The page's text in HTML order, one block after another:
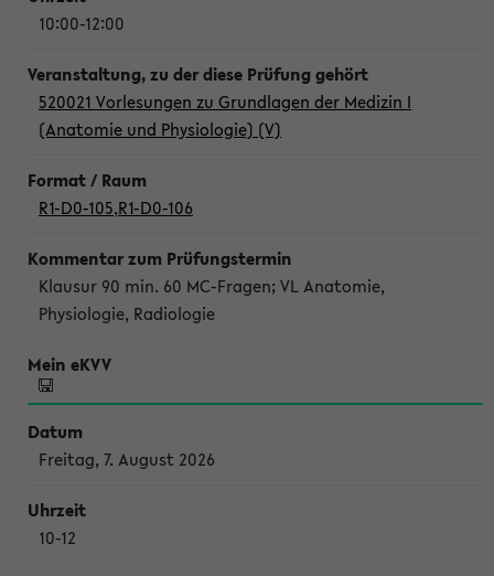
10:00-12:00
520021 Vorlesungen zu Grundlagen der Medizin I
(Anatomie und Physiologie) (V)
R1-D0-105,R1-D0-106
Klausur 90 min. 60 MC-Fragen; VL Anatomie,
Physiologie, Radiologie
Freitag, 7. August 2026
10-12